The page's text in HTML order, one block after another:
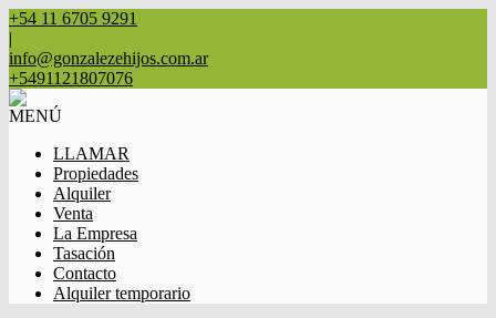
+54 11 6705 9291
|
info@gonzalezehijos.com.ar
+5491121807076
MENÚ
LLAMAR
Propiedades
Alquiler
Venta
La Empresa
Tasación
Contacto
Alquiler temporario